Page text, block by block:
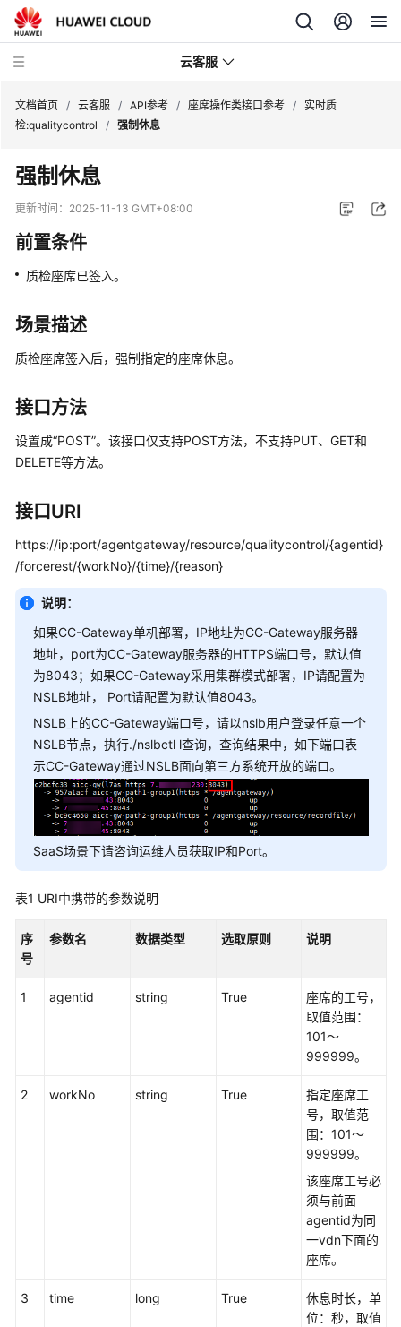
云客服
产
品
介
速
门
用
指
价
说
明
开
指
API
参
考
接
口
鉴
权
方
式
统
置
口
文档首页 / 云客服 / API参考 / 座席操作类接口参考 / 实时质
检:qualitycontrol
/ 强制休息
强制休息
更新时间： 2025-11-13 GMT+08:00
前置条件
质检座席已签入。
场景描述
质检座席签入后，强制指定的座席休息。
接口方法
设置成“POST”。该接口仅支持POST方法，不支持PUT、GET和
DELETE等方法。
接口URI
https://ip:port/agentgateway/resource/qualitycontrol/{agentid}
/forcerest/{workNo}/{time}/{reason}
说明：
如果CC-Gateway单机部署，IP地址为CC-Gateway服务器
地址，port为CC-Gateway服务器的HTTPS端口号，默认值
为8043；如果CC-Gateway采用集群模式部署，IP请配置为
NSLB地址， Port请配置为默认值8043。
NSLB上的CC-Gateway端口号，请以nslb用户登录任意一个
NSLB节点，执行./nslbctl l查询，查询结果中，如下端口表
示CC-Gateway通过NSLB面向第三方系统开放的端口。
SaaS场景下请咨询运维人员获取IP和Port。
表1 URI中携带的参数说明
序
号
参数名 数据类型 选取原则 说明
1 agentid string True
座席的工号，
取值范围：
101～
999999。
2 workNo string True
指定座席工
号，取值范
围：101～
999999。
该座席工号必
须与前面
agentid为同
一vdn下面的
座席。
3 time long True
休息时长，单
位：秒，取值